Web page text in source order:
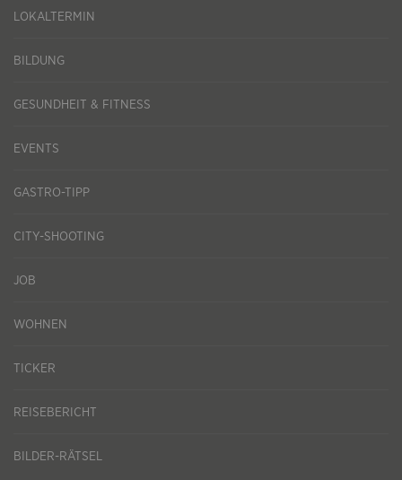
LOKALTERMIN
BILDUNG
GESUNDHEIT & FITNESS
EVENTS
GASTRO-TIPP
CITY-SHOOTING
JOB
WOHNEN
TICKER
REISEBERICHT
BILDER-RÄTSEL